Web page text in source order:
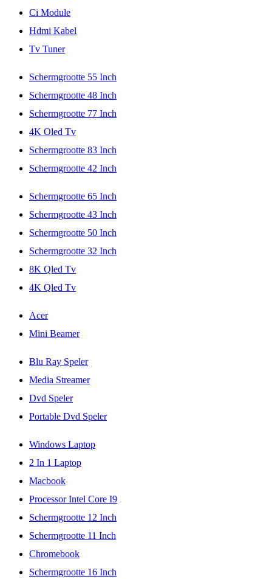
Ci Module
Hdmi Kabel
Tv Tuner
Schermgrootte 55 Inch
Schermgrootte 48 Inch
Schermgrootte 77 Inch
4K Oled Tv
Schermgrootte 83 Inch
Schermgrootte 42 Inch
Schermgrootte 65 Inch
Schermgrootte 43 Inch
Schermgrootte 50 Inch
Schermgrootte 32 Inch
8K Qled Tv
4K Qled Tv
Acer
Mini Beamer
Blu Ray Speler
Media Streamer
Dvd Speler
Portable Dvd Speler
Windows Laptop
2 In 1 Laptop
Macbook
Processor Intel Core I9
Schermgrootte 12 Inch
Schermgrootte 11 Inch
Chromebook
Schermgrootte 16 Inch